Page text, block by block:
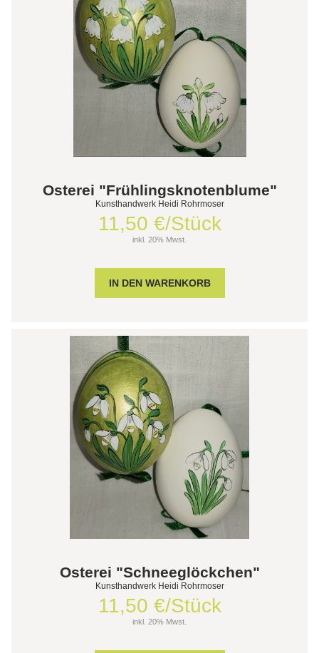
Osterei "Frühlingsknotenblume"
Kunsthandwerk Heidi Rohrmoser
11,50 €/Stück
inkl. 20% Mwst.
Osterei "Schneeglöckchen"
Kunsthandwerk Heidi Rohrmoser
11,50 €/Stück
inkl. 20% Mwst.